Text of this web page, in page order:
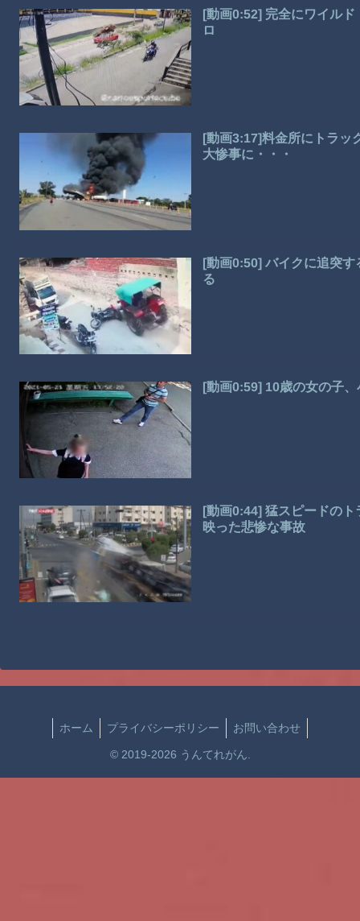
[動画0:52] 完全にワイル
ロ
[動画3:17]料金所にトラッ
大惨事に・・・
[動画0:50] バイクに追突
る
[動画0:59] 10歳の女の子
[動画0:44] 猛スピードの
映った悲惨な事故
ホーム プライバシーポリシー お問い合わせ
© 2019-2026 うんてれがん.